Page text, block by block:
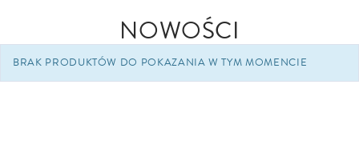
NOWOŚCI
BRAK PRODUKTÓW DO POKAZANIA W TYM MOMENCIE